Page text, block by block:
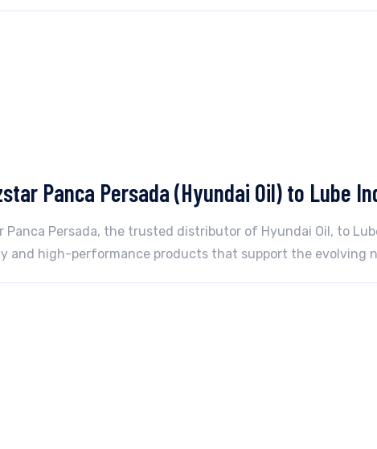
Panca Persada (Hyundai Oil) to Lube
Panca Persada, the trusted distributor of Hyundai Oil, to
and high-performance products that support the evolving